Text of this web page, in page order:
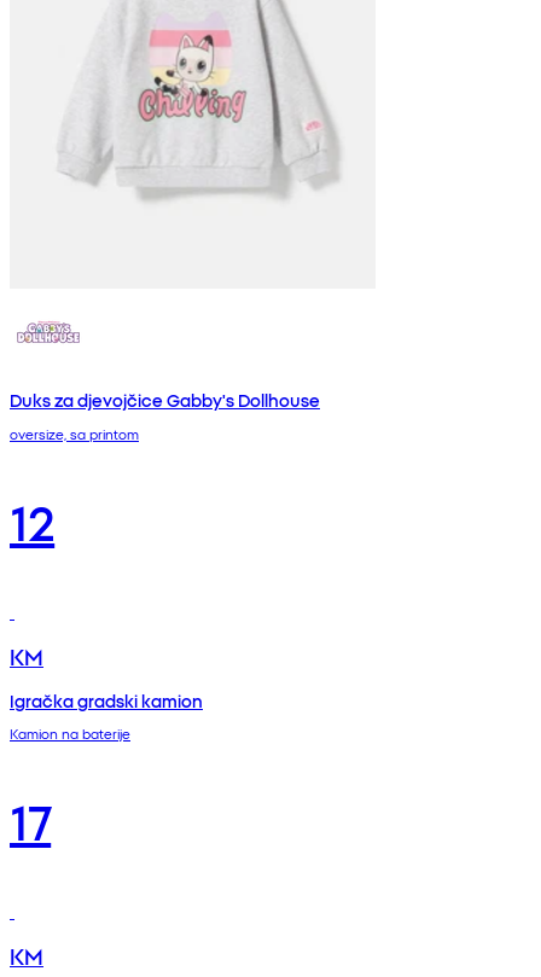
Duks za djevojčice Gabby's Dollhouse
oversize, sa printom
12
KM
Igračka gradski kamion
Kamion na baterije
17
KM